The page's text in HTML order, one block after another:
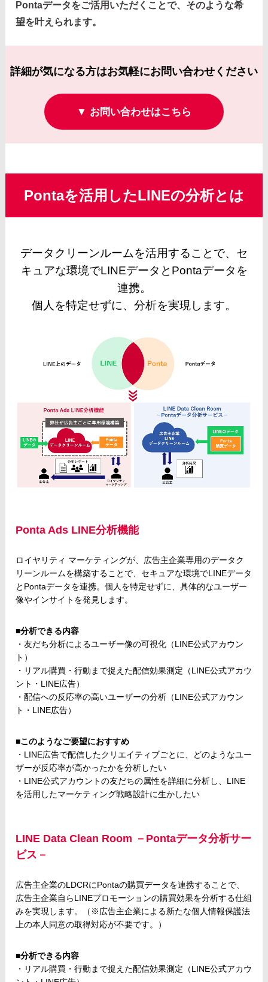
Pontaデータをご活用いただくことで、そのような希
望を叶えられます。
詳細が気になる方はお気軽にお問い合わせください
▼ お問い合わせはこちら
Pontaを活用したLINEの分析とは
データクリーンルームを活用することで、セ
キュアな環境でLINEデータとPontaデータを
連携。
個人を特定せずに、分析を実現します。
Ponta Ads LINE分析機能
ロイヤリティ マーケティングが、広告主企業専用のデータク
リーンルームを構築することで、セキュアな環境でLINEデータ
とPontaデータを連携。個人を特定せずに、具体的なユーザー
像やインサイトを発見します。
■分析できる内容
・友だち分析によるユーザー像の可視化（LINE公式アカウン
ト）
・リアル購買・行動まで捉えた配信効果測定（LINE公式アカウ
ント・LINE広告）
・配信への反応率の高いユーザーの分析（LINE公式アカウン
ト・LINE広告）
■このようなご要望におすすめ
・LINE広告で配信したクリエイティブごとに、どのようなユー
ザーが反応率が高かったかを分析したい
・LINE公式アカウントの友だちの属性を詳細に分析し、LINE
を活用したマーケティング戦略設計に生かしたい
LINE Data Clean Room －Pontaデータ分析サー
ビス－
広告主企業のLDCRにPontaの購買データを連携することで、
広告主企業自らLINEプロモーションの購買効果を分析する仕組
みを実現します。（※広告主企業による新たな個人情報保護法
上の本人同意の取得対応が不要です。）
■分析できる内容
・リアル購買・行動まで捉えた配信効果測定（LINE公式アカウ